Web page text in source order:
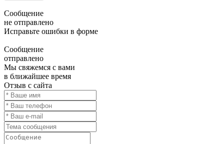
Сообщение
не отправлено
Исправьте ошибки в форме
Сообщение
отправлено
Мы свяжемся с вами
в ближайшее время
Отзыв с сайта